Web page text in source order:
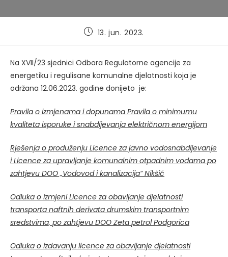
Post13. jun. 2023.
Na XVII/23 sjednici Odbora Regulatorne agencije za
energetiku i regulisane komunalne djelatnosti koja je
održana 12.06.2023. godine donijeto je:
Pravila o izmjenama i dopunama Pravila o minimumu
kvaliteta isporuke i snabdijevanja električnom energijom
Rješenja o produženju Licence za javno vodosnabdijevanje
i Licence za upravljanje komunalnim otpadnim vodama po
zahtjevu DOO „Vodovod i kanalizacija“ Nikšić
Odluka o izmjeni Licence za obavljanje djelatnosti
transporta naftnih derivata drumskim transportnim
sredstvima, po zahtjevu DOO Zeta petrol Podgorica
Odluka o izdavanju licence za obavljanje djelatnosti